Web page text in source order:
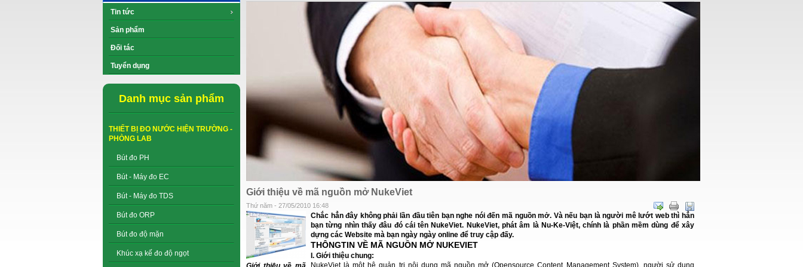
Tin tức
Sản phẩm
Đối tác
Tuyển dụng
Danh mục sản phẩm
THIẾT BỊ ĐO NƯỚC HIỆN TRƯỜNG -
PHÒNG LAB
Bút đo PH
Bút - Máy đo EC
Bút - Máy đo TDS
Bút đo ORP
Bút đo độ mặn
Khúc xạ kế đo độ ngọt
Giới thiệu về mã nguồn mở NukeViet
Thứ năm - 27/05/2010 16:48
Chắc hẳn đây không phải lần đầu tiên bạn nghe nói đến mã nguồn mở. Và nếu bạn là người mê lướt web thì hẳn
bạn từng nhìn thấy đâu đó cái tên NukeViet. NukeViet, phát âm là Nu-Ke-Việt, chính là phần mềm dùng để xây
dựng các Website mà bạn ngày ngày online để truy cập đấy.
THÔNGTIN VỀ MÃ NGUỒN MỞ NUKEVIET
I. Giới thiệu chung:
NukeViet là một hệ quản trị nội dung mã nguồn mở (Opensource Content Management System), người sử dụng